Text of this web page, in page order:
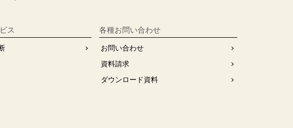
ス 各種お問い合わせ
お問い合わせ
資料請求
ダウンロード資料